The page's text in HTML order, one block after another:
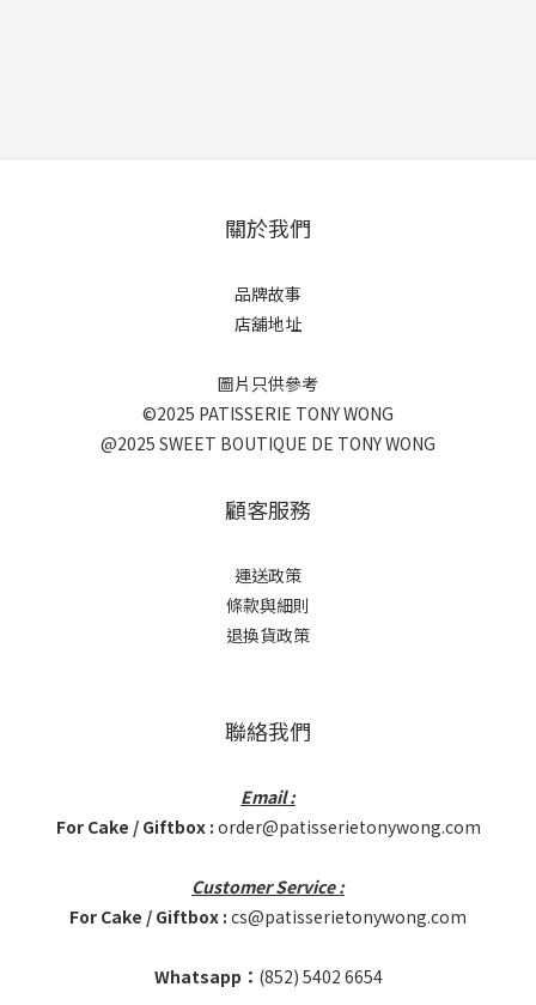
關於我們
品牌故事
店舖地址
圖片只供參考
©2025 PATISSERIE TONY WONG
@2025 SWEET BOUTIQUE DE TONY WONG
顧客服務
運送政策
條款與細則
退換貨政策
聯絡我們
Email :
For Cake / Giftbox : order@patisserietonywong.com
Customer Service :
For Cake / Giftbox : cs@patisserietonywong.com
Whatsapp： (852) 5402 6654